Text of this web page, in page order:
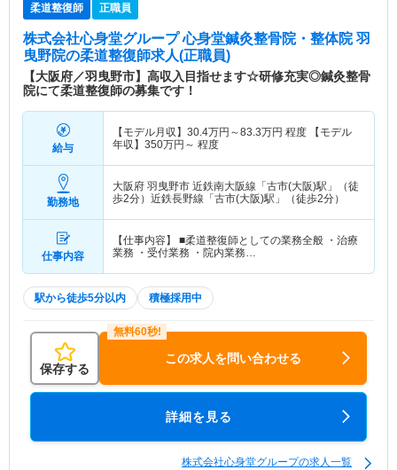
柔道整復師 正職員
株式会社心身堂グループ 心身堂鍼灸整骨院・整体院 羽
曳野院の柔道整復師求人(正職員)
【大阪府／羽曳野市】高収入目指せます☆研修充実◎鍼灸整骨
院にて柔道整復師の募集です！
給与
【モデル月収】 30.4万円～83.3万円 程度 【モデル
年収】 350万円～ 程度
勤務地
大阪府 羽曳野市 近鉄南大阪線「古市(大阪)駅」（徒
歩2分）近鉄長野線「古市(大阪)駅」（徒歩2分）
仕事内容
【仕事内容】 ■柔道整復師としての業務全般 ・治療
業務 ・受付業務 ・院内業務…
駅から徒歩5分以内 積極採用中
保存する
この求人を問い合わせる
詳細を見る
株式会社心身堂グループの求人一覧